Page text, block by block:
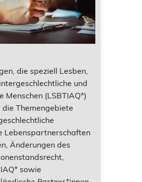
die speziell Lesben,
und
Menschen (LSBTIAQ*)
Themengebiete
Lebenspartnerschaften
Änderungen des
sowie